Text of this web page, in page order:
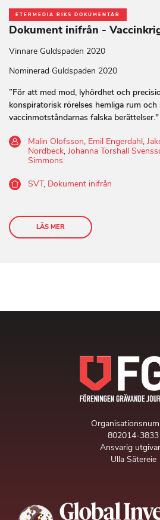
ETERMEDIA RIKS DOKUMENTÄR
Dokument inifrån -
Vinnare Guldspaden 2020
Nominerad Guldspaden 2020
”För att med mod, lyhördhet och
konspiratorisk rörelses hemliga rum och
vaccinmotståndarnas falska berättelser."
Malin Olofsson, Emil Engerdahl,
Nordbeck,Johanna Torshall
Simmons
SVT, Dokument inifrån
LÄS MER
802014-3833
Ansvarig
Ulla Sätereie